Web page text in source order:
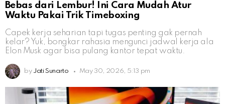
Bebas dari Lembur! Ini Cara Mudah Atur
Waktu Pakai Trik Timeboxing
Capek kerja seharian tapi tugas penting gak pernah
kelar? Yuk, bongkar rahasia mengunci jadwal kerja ala
Elon Musk agar bisa pulang kantor tepat waktu.
by Jati Sunarto May 30, 2026, 5:13 pm